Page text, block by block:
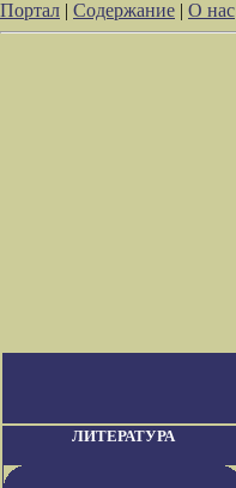
Портал | Содержание | О нас
ЛИТЕРАТУРА